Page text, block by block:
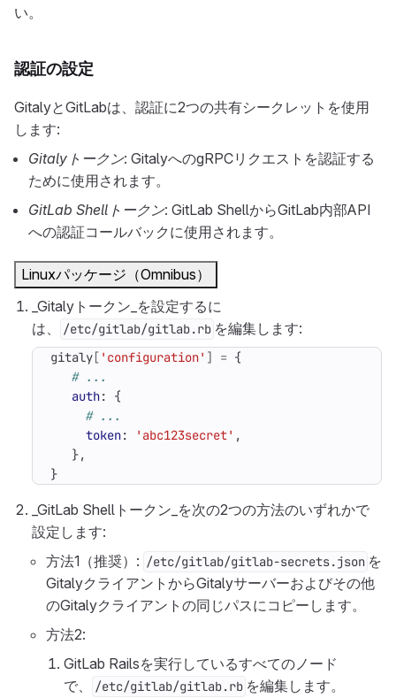
い。
認証の設定
GitalyとGitLabは、認証に2つの共有シークレットを使用
します:
Gitalyトークン: GitalyへのgRPCリクエストを認証する
ために使用されます。
GitLab Shellトークン: GitLab ShellからGitLab内部API
への認証コールバックに使用されます。
Linuxパッケージ（Omnibus）
_Gitalyトークン_を設定するに
は、
/etc/gitlab/gitlab.rb を編集します:
gitaly[ 'configuration' ] = {
# ...
auth:
{
# ...
token: 'abc123secret' ,
},
}
_GitLab Shellトークン_を次の2つの方法のいずれかで
設定します:
方法1（推奨）: /etc/gitlab/gitlab-secrets.json を
GitalyクライアントからGitalyサーバーおよびその他
のGitalyクライアントの同じパスにコピーします。
方法2:
GitLab Railsを実行しているすべてのノード
で、
/etc/gitlab/gitlab.rb を編集します。